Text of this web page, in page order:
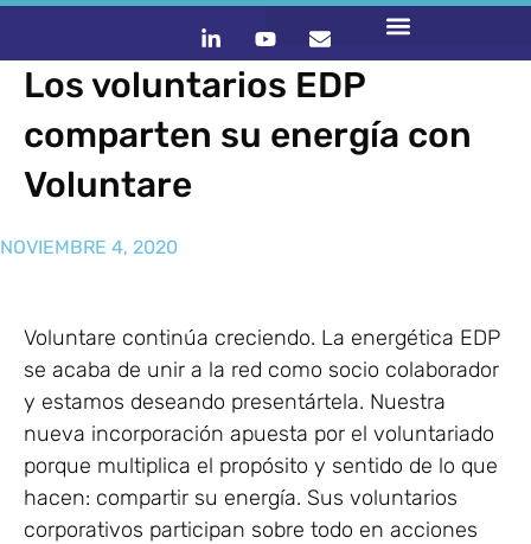
Los voluntarios EDP
comparten su energía con
Voluntare
NOVIEMBRE 4, 2020
Voluntare continúa creciendo. La energética EDP
se acaba de unir a la red como socio colaborador
y estamos deseando presentártela. Nuestra
nueva incorporación apuesta por el voluntariado
porque multiplica el propósito y sentido de lo que
hacen: compartir su energía. Sus voluntarios
corporativos participan sobre todo en acciones